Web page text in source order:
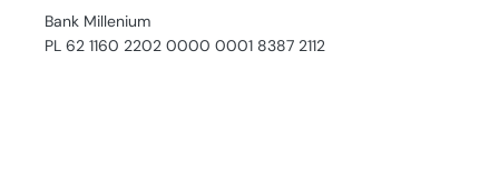
Bank Millenium
PL 62 1160 2202 0000 0001 8387 2112